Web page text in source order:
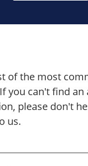
of the most
you can't find an
please don't
us.